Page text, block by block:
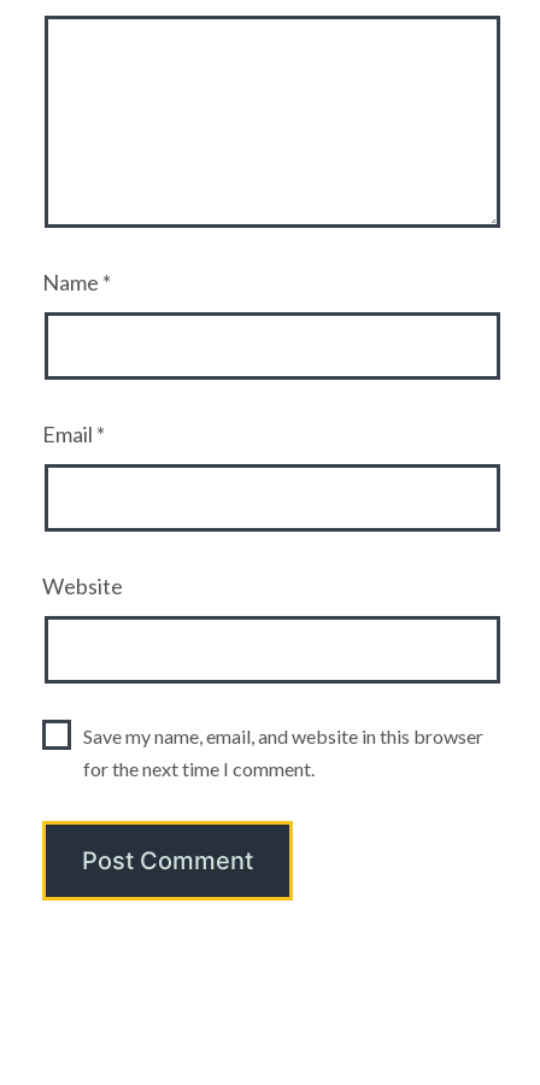
Name *
Email *
Website
Save my name, email, and website in this browser
for the next time I comment.